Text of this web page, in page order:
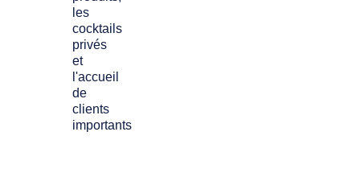
les
cocktails
privés
et
l'accueil
de
clients
importants